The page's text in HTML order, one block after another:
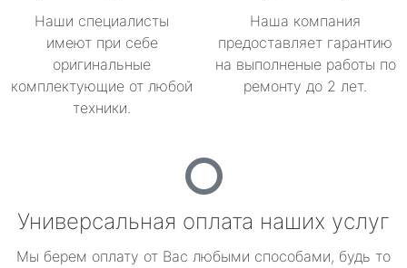
Наши специалисты
имеют при себе
оригинальные
комплектующие от любой
техники.
Наша компания
предоставляет гарантию
на выполненые работы по
ремонту до 2 лет.
Универсальная оплата наших услуг
Мы берем оплату от Вас любыми способами, будь то